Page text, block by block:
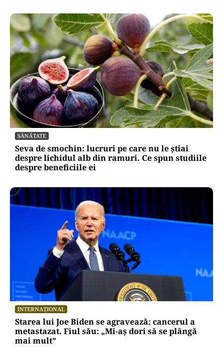
SĂNĂTATE
Seva de smochin: lucruri pe care nu le știai
despre lichidul alb din ramuri. Ce spun studiile
despre beneficiile ei
INTERNAȚIONAL
Starea lui Joe Biden se agravează: cancerul a
metastazat. Fiul său: „Mi-aș dori să se plângă
mai mult”